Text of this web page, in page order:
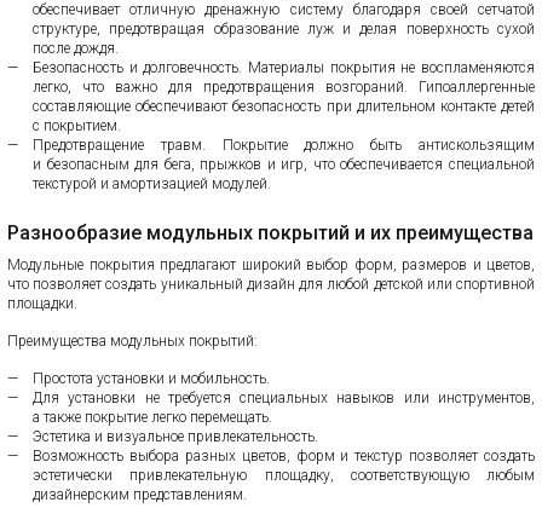
обеспечивает отличную дренажную систему благодаря своей сетчатой
структуре, предотвращая образование луж и делая поверхность сухой
после дождя.
Безопасность и долговечность. Материалы покрытия не воспламеняются
легко, что важно для предотвращения возгораний. Гипоаллергенные
составляющие обеспечивают безопасность при длительном контакте детей
с покрытием.
Предотвращение травм. Покрытие должно быть антискользящим
и безопасным для бега, прыжков и игр, что обеспечивается специальной
текстурой и амортизацией модулей.
Разнообразие модульных покрытий и их преимущества
Модульные покрытия предлагают широкий выбор форм, размеров и цветов,
что позволяет создать уникальный дизайн для любой детской или спортивной
площадки.
Преимущества модульных покрытий:
Простота установки и мобильность.
Для установки не требуется специальных навыков или инструментов,
а также покрытие легко перемещать.
Эстетика и визуальное привлекательность.
Возможность выбора разных цветов, форм и текстур позволяет создать
эстетически привлекательную площадку, соответствующую любым
дизайнерским представлениям.